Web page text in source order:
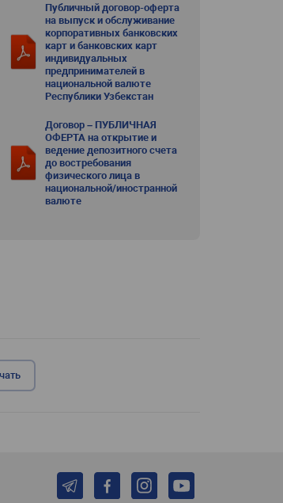
Публичный договор-оферта
на выпуск и обслуживание
корпоративных банковских
карт и банковских карт
индивидуальных
предпринимателей в
национальной валюте
Республики Узбекстан
Договор – ПУБЛИЧНАЯ
ОФЕРТА на открытие и
ведение депозитного счета
до востребования
физического лица в
национальной/иностранной
валюте